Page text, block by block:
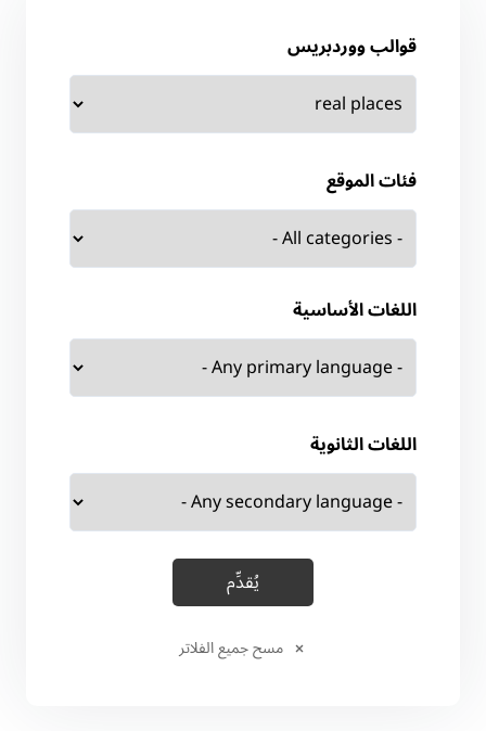
قوالب ووردبريس
فئات الموقع
اللغات الأساسية
اللغات الثانوية
مسح جميع الفلاتر